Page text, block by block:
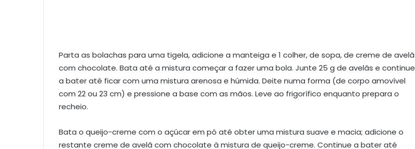
Parta as bolachas para uma tigela, adicione a manteiga e 1 colher, de sopa, de creme de avelã
com chocolate. Bata até a mistura começar a fazer uma bola. Junte 25 g de avelãs e continue
a bater até ficar com uma mistura arenosa e húmida. Deite numa forma (de corpo amovível
com 22 ou 23 cm) e pressione a base com as mãos. Leve ao frigorífico enquanto prepara o
recheio.
Bata o queijo-creme com o açúcar em pó até obter uma mistura suave e macia; adicione o
restante creme de avelã com chocolate à mistura de queijo-creme. Continue a bater até